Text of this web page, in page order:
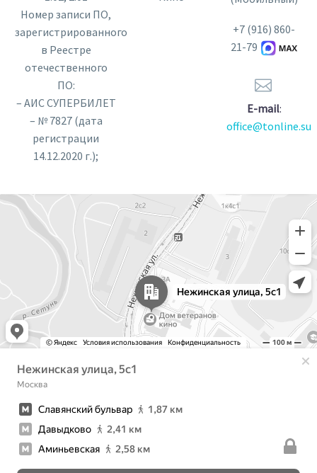
Номер записи ПО,
зарегистрированного
в Реестре
отечественного
ПО:
– АИС СУПЕРБИЛЕТ
– № 7827 (дата
регистрации
14.12.2020 г.);
+7 (916) 860-
21-79


E-mail:
office@tonline.su